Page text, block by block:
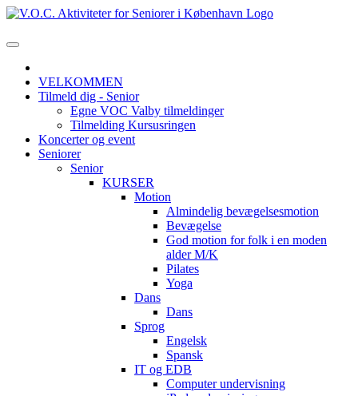
VELKOMMEN
Tilmeld dig - Senior
Egne VOC Valby tilmeldinger
Tilmelding Kursusringen
Koncerter og event
Seniorer
Senior
KURSER
Motion
Almindelig bevægelsesmotion
Bevægelse
God motion for folk i en moden
alder M/K
Pilates
Yoga
Dans
Dans
Sprog
Engelsk
Spansk
IT og EDB
Computer undervisning